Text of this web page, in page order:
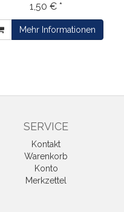
1,50 € *
Mehr Informationen
SERVICE
Kontakt
Warenkorb
Konto
Merkzettel